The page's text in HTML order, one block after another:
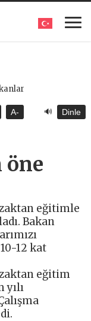
A- 🔊 Dinle
öne
eğitimle
Bakan
12 kat
eğitim
yılı